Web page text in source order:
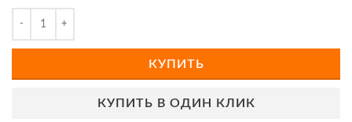
КУПИТЬ
КУПИТЬ В ОДИН КЛИК